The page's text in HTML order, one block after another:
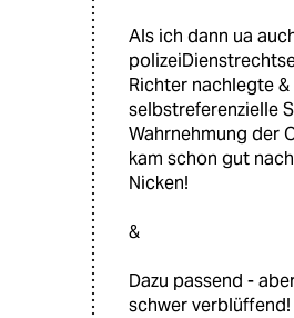
Als ich dann ua
Richter nachlegte &
selbstreferenzielle
Wahrnehmung der
kam schon gut
Nicken!
&
Dazu passend -
schwer